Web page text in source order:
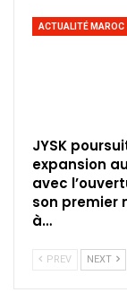
ACTUALITÉ MAROC
JYSK
expansion
avec
son premier
à…
PREV NEXT